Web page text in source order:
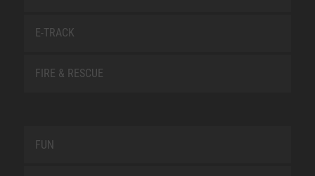
E-TRACK
FIRE & RESCUE
FUN